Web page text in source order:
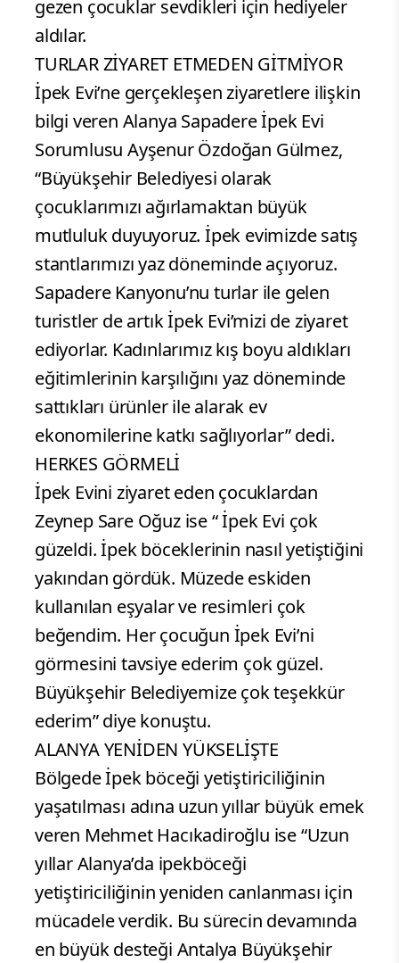
gezen çocuklar sevdikleri için hediyeler
aldılar.
TURLAR ZİYARET ETMEDEN GİTMİYOR
İpek Evi’ne gerçekleşen ziyaretlere ilişkin
bilgi veren Alanya Sapadere İpek Evi
Sorumlusu Ayşenur Özdoğan Gülmez,
“Büyükşehir Belediyesi olarak
çocuklarımızı ağırlamaktan büyük
mutluluk duyuyoruz. İpek evimizde satış
stantlarımızı yaz döneminde açıyoruz.
Sapadere Kanyonu’nu turlar ile gelen
turistler de artık İpek Evi’mizi de ziyaret
ediyorlar. Kadınlarımız kış boyu aldıkları
eğitimlerinin karşılığını yaz döneminde
sattıkları ürünler ile alarak ev
ekonomilerine katkı sağlıyorlar” dedi.
HERKES GÖRMELİ
İpek Evini ziyaret eden çocuklardan
Zeynep Sare Oğuz ise “ İpek Evi çok
güzeldi. İpek böceklerinin nasıl yetiştiğini
yakından gördük. Müzede eskiden
kullanılan eşyalar ve resimleri çok
beğendim. Her çocuğun İpek Evi’ni
görmesini tavsiye ederim çok güzel.
Büyükşehir Belediyemize çok teşekkür
ederim” diye konuştu.
ALANYA YENİDEN YÜKSELİŞTE
Bölgede İpek böceği yetiştiriciliğinin
yaşatılması adına uzun yıllar büyük emek
veren Mehmet Hacıkadiroğlu ise “Uzun
yıllar Alanya’da ipekböceği
yetiştiriciliğinin yeniden canlanması için
mücadele verdik. Bu sürecin devamında
en büyük desteği Antalya Büyükşehir